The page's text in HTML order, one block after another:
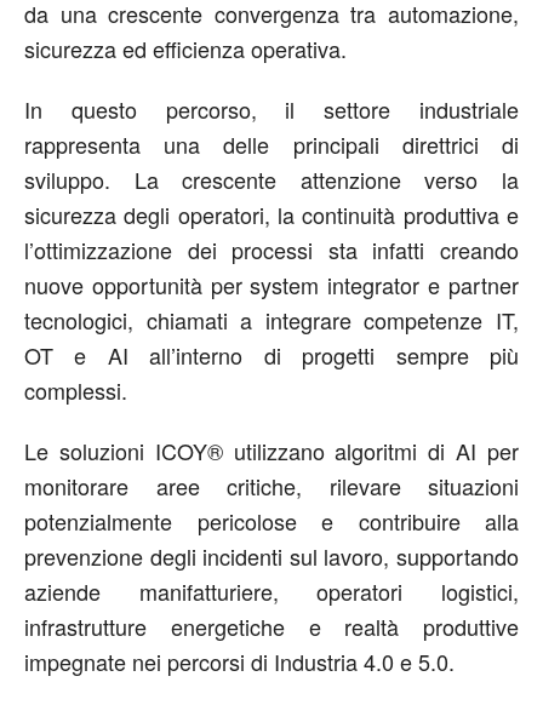
da una crescente convergenzatra automazione,
sicurezza ed efficienza operativa.
In questo percorso, il settore industriale
rappresenta una delle principali direttrici di
sviluppo. La crescente attenzione verso la
sicurezza degli operatori, la continuità produttiva e
l’ottimizzazione dei processi sta infatti creando
nuove opportunità per system integrator e partner
tecnologici, chiamati a integrare competenze IT,
OT e AI all’interno di progetti sempre più
complessi.
Le soluzioni ICOY®utilizzano algoritmi di AI per
monitorare aree critiche, rilevare situazioni
potenzialmente pericolose e contribuire alla
prevenzione degli incidenti sul lavoro, supportando
aziende manifatturiere, operatori logistici,
infrastrutture energetiche e realtà produttive
impegnate nei percorsi di Industria 4.0 e 5.0.